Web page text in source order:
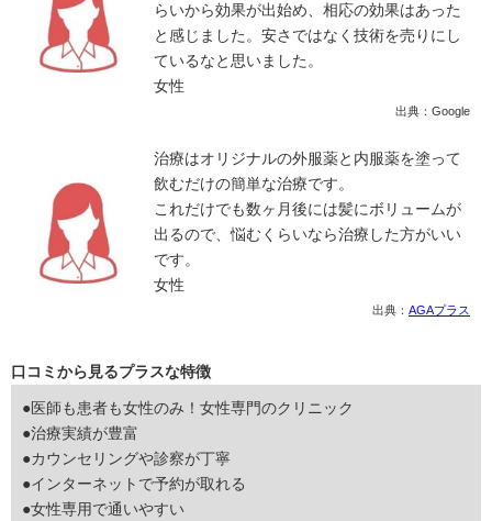
らいから効果が出始め、相応の効果はあった
と感じました。安さではなく技術を売りにし
ているなと思いました。
女性
出典：Google
治療はオリジナルの外服薬と内服薬を塗って
飲むだけの簡単な治療です。
これだけでも数ヶ月後には髪にボリュームが
出るので、悩むくらいなら治療した方がいい
です。
女性
出典： AGAプラス
口コミから見るプラスな特徴
●医師も患者も女性のみ！女性専門のクリニック
●治療実績が豊富
●カウンセリングや診察が丁寧
●インターネットで予約が取れる
●女性専用で通いやすい